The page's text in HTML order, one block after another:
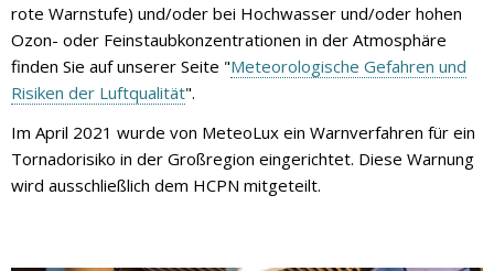
rote Warnstufe) und/oder bei Hochwasser und/oder hohen
Ozon- oder Feinstaubkonzentrationen in der Atmosphäre
finden Sie auf unserer Seite "Meteorologische Gefahren und
Risiken der Luftqualität".
Im April 2021 wurde von MeteoLux ein Warnverfahren für ein
Tornadorisiko in der Großregion eingerichtet. Diese Warnung
wird ausschließlich dem HCPN mitgeteilt.